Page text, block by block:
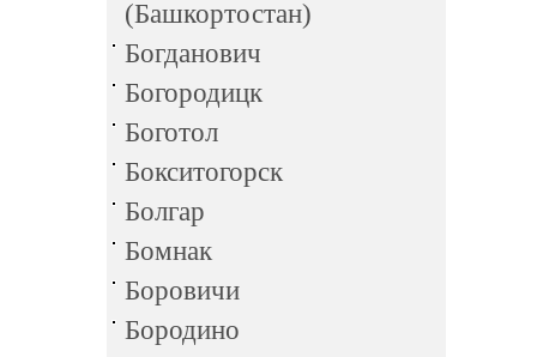
(Башкортостан)
Богданович
Богородицк
Боготол
Бокситогорск
Болгар
Бомнак
Боровичи
Бородино